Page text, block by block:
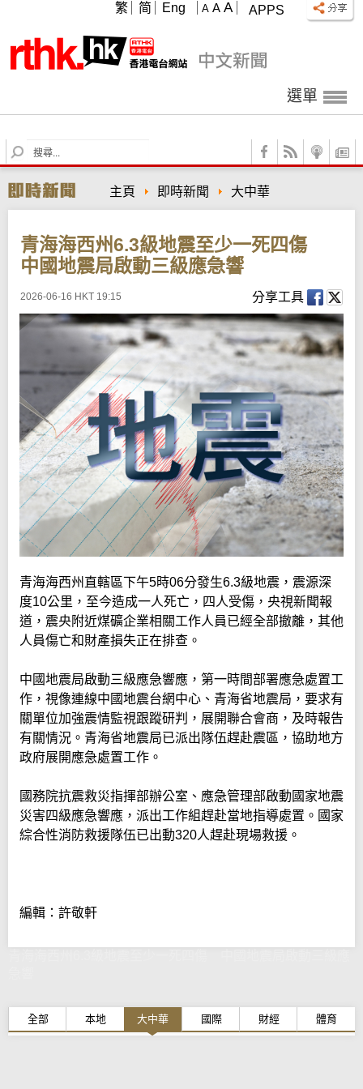
APPS
A A A
繁 简 Eng
選單
S
e
r
c
主頁 即時新聞 大中華
青海海西州6.3級地震至少一死四傷
中國地震局啟動三級應急響
2026-06-16 HKT 19:15 分享工具
青海海西州直轄區下午5時06分發生6.3級地震，震源深
度10公里，至今造成一人死亡，四人受傷，央視新聞報
道，震央附近煤礦企業相關工作人員已經全部撤離，其他
人員傷亡和財產損失正在排查。
中國地震局啟動三級應急響應，第一時間部署應急處置工
作，視像連線中國地震台網中心、青海省地震局，要求有
關單位加強震情監視跟蹤研判，展開聯合會商，及時報告
有關情況。青海省地震局已派出隊伍趕赴震區，協助地方
政府展開應急處置工作。
國務院抗震救災指揮部辦公室、應急管理部啟動國家地震
災害四級應急響應，派出工作組趕赴當地指導處置。國家
綜合性消防救援隊伍已出動320人趕赴現場救援。
編輯：許敬軒
全部 本地 大中華 國際 財經 體育